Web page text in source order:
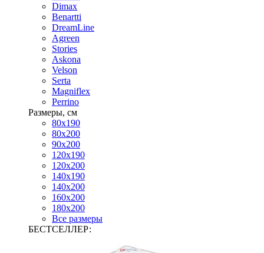
Dimax
Benartti
DreamLine
Agreen
Stories
Askona
Velson
Serta
Magniflex
Perrino
Размеры, см
80х190
80х200
90х200
120х190
120х200
140х190
140х200
160х200
180х200
Все размеры
БЕСТСЕЛЛЕР: